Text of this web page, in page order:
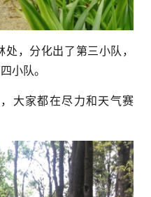
，分化出了第三小队，
小队。
大家都在尽力和天气赛